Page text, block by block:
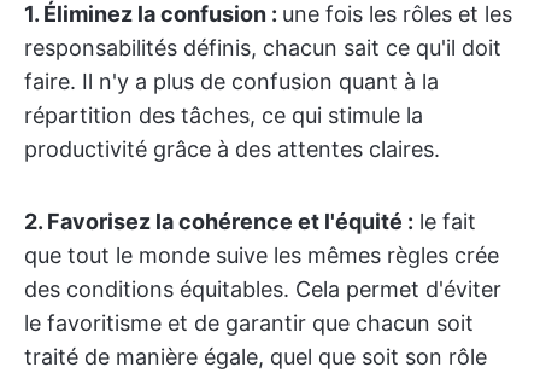
1. Éliminez la confusion : une fois les rôles et les
responsabilités définis, chacun sait ce qu'il doit
faire. Il n'y a plus de confusion quant à la
répartition des tâches, ce qui stimule la
productivité grâce à des attentes claires.
2. Favorisez la cohérence et l'équité : le fait
que tout le monde suive les mêmes règles crée
des conditions équitables. Cela permet d'éviter
le favoritisme et de garantir que chacun soit
traité de manière égale, quel que soit son rôle